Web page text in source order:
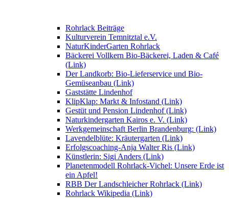
Rohrlack Beiträge
Kulturverein Temnitztal e.V.
NaturKinderGarten Rohrlack
Bäckerei Vollkern Bio-Bäckerei, Laden & Café
(Link)
Der Landkorb: Bio-Lieferservice und Bio-
Gemüseanbau (Link)
Gaststätte Lindenhof
KlipKlap: Markt & Infostand (Link)
Gestüt und Pension Lindenhof (Link)
Naturkindergarten Kairos e. V. (Link)
Werkgemeinschaft Berlin Brandenburg: (Link)
Lavendelblüte: Kräutergarten (Link)
Erfolgscoaching-Anja Walter Ris (Link)
Künstlerin: Sigi Anders (Link)
Planetenmodell Rohrlack-Vichel: Unsere Erde ist
ein Apfel!
RBB Der Landschleicher Rohrlack (Link)
Rohrlack Wikipedia (Link)